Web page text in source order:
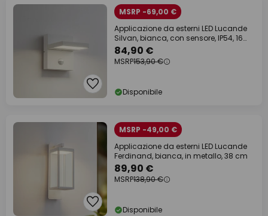
MSRP -69,00 €
Applicazione da esterni LED Lucande
Silvan, bianca, con sensore, IP54, 16
cm
84,90 €
MSRP153,90 €
Disponibile
MSRP -49,00 €
Applicazione da esterni LED Lucande
Ferdinand, bianca, in metallo, 38 cm
89,90 €
MSRP138,90 €
Disponibile